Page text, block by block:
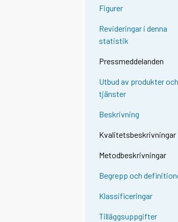
Figurer
Revideringar i denna
statistik
Pressmeddelanden
Utbud av produkter och
tjänster
Beskrivning
Kvalitetsbeskrivningar
Metodbeskrivningar
Begrepp och
Klassificeringar
Tilläggsuppgifter